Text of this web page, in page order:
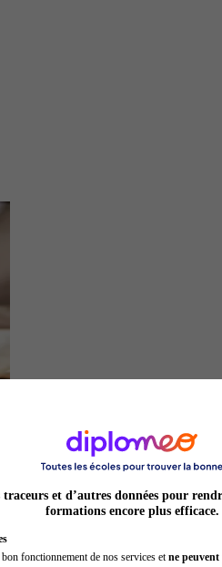
et d’autres données pour
formations encore plus efficace.
fonctionnement de nos services et ne peuvent